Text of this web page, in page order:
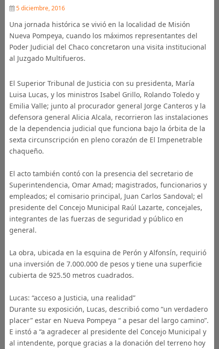
5 diciembre, 2016
Una jornada histórica se vivió en la localidad de Misión
Nueva Pompeya, cuando los máximos representantes del
Poder Judicial del Chaco concretaron una visita institucional
al Juzgado Multifueros.
El Superior Tribunal de Justicia con su presidenta, María
Luisa Lucas, y los ministros Isabel Grillo, Rolando Toledo y
Emilia Valle; junto al procurador general Jorge Canteros y la
defensora general Alicia Alcala, recorrieron las instalaciones
de la dependencia judicial que funciona bajo la órbita de la
sexta circunscripción en pleno corazón de El Impenetrable
chaqueño.
El acto también contó con la presencia del secretario de
Superintendencia, Omar Amad; magistrados, funcionarios y
empleados; el comisario principal, Juan Carlos Sandoval; el
presidente del Concejo Municipal Raúl Lazarte, concejales,
integrantes de las fuerzas de seguridad y público en
general.
La obra, ubicada en la esquina de Perón y Alfonsín, requirió
una inversión de 7.000.000 de pesos y tiene una superficie
cubierta de 925.50 metros cuadrados.
Lucas: “acceso a Justicia, una realidad”
Durante su exposición, Lucas, describió como “un verdadero
placer” estar en Nueva Pompeya “ a pesar del largo camino”.
E instó a “a agradecer al presidente del Concejo Municipal y
al intendente, porque gracias a la donación del terreno hoy